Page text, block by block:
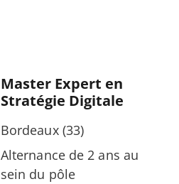
Master Expert en
Stratégie Digitale
Bordeaux (33)
Alternance de 2 ans au
sein du pôle